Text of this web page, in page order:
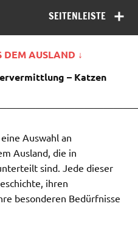
SEITENLEISTE
DEM AUSLAND ↓
– Katzen
Auswahl an
Ausland, die in
sind. Jede dieser
ihren
besonderen Bedürfnisse